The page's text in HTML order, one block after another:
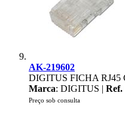
AK-219602
DIGITUS FICHA RJ45
Marca: DIGITUS | Ref.
Preço sob consulta